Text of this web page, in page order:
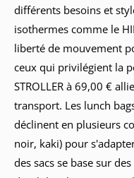
différents besoins et
isothermes comme le
liberté de mouvement
ceux qui privilégient la
STROLLER à 69,00 €
transport. Les lunch
déclinent en plusieurs
noir, kaki) pour
des sacs se base sur